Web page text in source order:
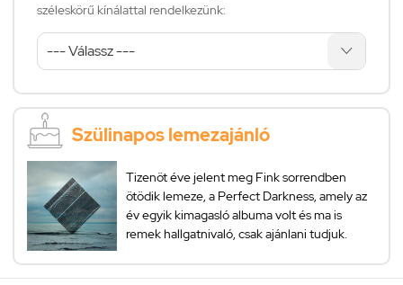
széleskörű kínálattal rendelkezünk:
Szülinapos lemezajánló
Tizenöt éve jelent meg Fink sorrendben
ötödik lemeze, a Perfect Darkness, amely az
év egyik kimagasló albuma volt és ma is
remek hallgatnivaló, csak ajánlani tudjuk.